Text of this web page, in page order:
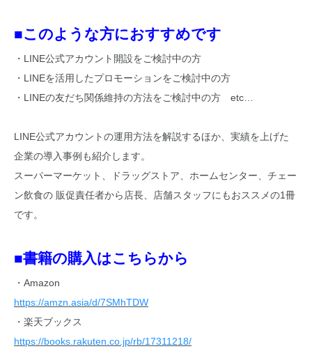
■このような方におすすめです
・LINE公式アカウント開設をご検討中の方
・LINEを活用したプロモーションをご検討中の方
・LINEの友だち関係維持の方法をご検討中の方 etc…
LINE公式アカウントの運用方法を解説するほか、実績を上げた
企業の導入事例も紹介します。
スーパーマーケット、ドラッグストア、ホームセンター、チェー
ン飲食の 販促責任者から店長、店舗スタッフにもおススメの1冊
です。
■書籍の購入はこちらから
・Amazon
https://amzn.asia/d/7SMhTDW
・楽天ブックス
https://books.rakuten.co.jp/rb/17311218/